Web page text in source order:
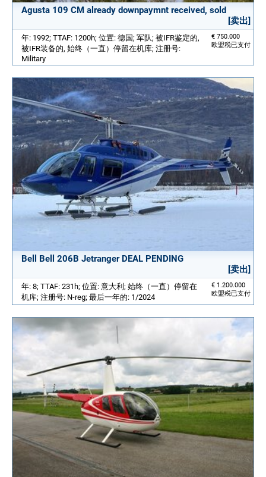
Agusta 109 CM already downpaymnt received, sold
[卖出]
€ 750.000
欧盟税已支付
年: 1992; TTAF: 1200h; 位置: 德国; 军队; 被IFR鉴定的,
被IFR装备的, 始终（一直）停留在机库; 注册号:
Military
Bell Bell 206B Jetranger DEAL PENDING
[卖出]
€ 1.200.000
欧盟税已支付
年: 8; TTAF: 231h; 位置: 意大利; 始终（一直）停留在
机库; 注册号: N-reg; 最后一年的: 1/2024